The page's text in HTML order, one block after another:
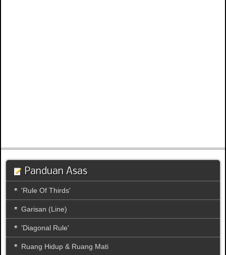
Panduan Asas
'Rule Of Thirds'
Garisan (Line)
'Diagonal Rule'
Ruang Hidup & Ruang Mati